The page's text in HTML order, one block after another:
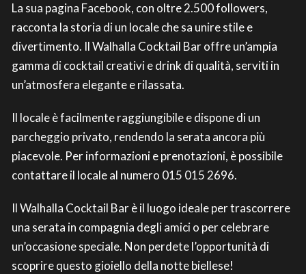
La sua pagina Facebook, con oltre 2.500 followers,
racconta la storia di un locale che sa unire stile e
divertimento. Il Walhalla Cocktail Bar offre un’ampia
gamma di cocktail creativi e drink di qualità, serviti in
un’atmosfera elegante e rilassata.
Il locale è facilmente raggiungibile e dispone di un
parcheggio privato, rendendo la serata ancora più
piacevole. Per informazioni e prenotazioni, è possibile
contattare il locale al numero 015 015 2696.
Il Walhalla Cocktail Bar è il luogo ideale per trascorrere
una serata in compagnia degli amici o per celebrare
un’occasione speciale. Non perdete l’opportunità di
scoprire questo gioiello della notte biellese!